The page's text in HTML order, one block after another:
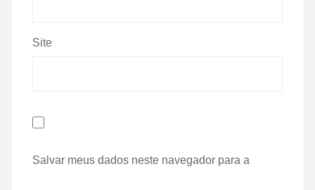
Site
Salvar meus dados neste navegador para a